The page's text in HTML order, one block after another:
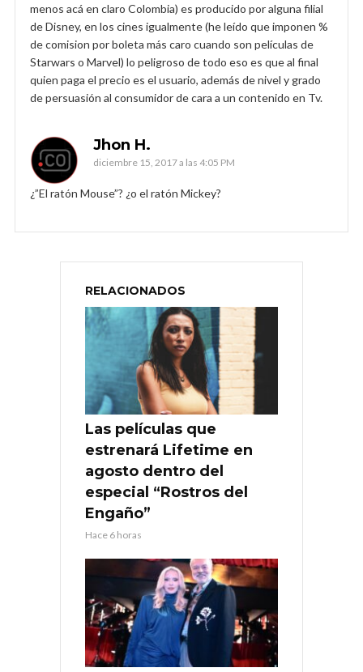
menos acá en claro Colombia) es producido por alguna filial
de Disney, en los cines igualmente (he leído que imponen %
de comision por boleta más caro cuando son películas de
Starwars o Marvel) lo peligroso de todo eso es que al final
quien paga el precio es el usuario, además de nivel y grado
de persuasión al consumidor de cara a un contenido en Tv.
Jhon H.
diciembre 15, 2017 a las 4:05 PM
¿”El ratón Mouse”? ¿o el ratón Mickey?
RELACIONADOS
Las películas que
estrenará Lifetime en
agosto dentro del
especial “Rostros del
Engaño”
Hace 6 horas